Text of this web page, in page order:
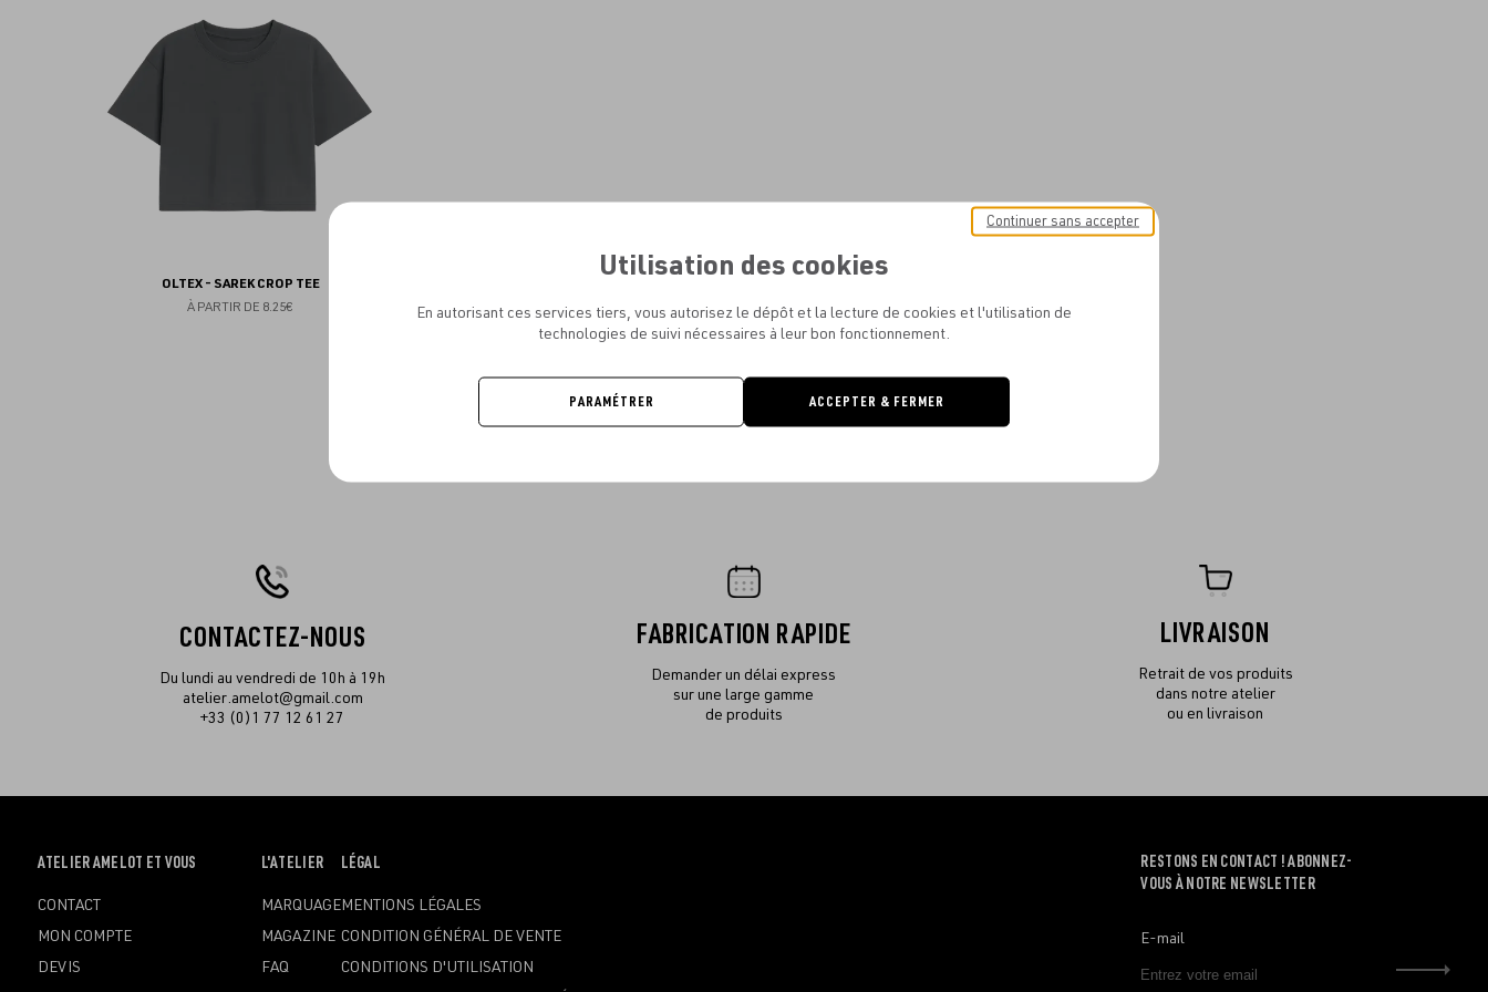
OLTEX - SAREK CROP TEE
À PARTIR DE 8.25€
CONTACTEZ-NOUS
Du lundi au vendredi de 10h à 19h
atelier.amelot@gmail.com
+33 (0)1 77 12 61 27
FABRICATION RAPIDE
Demander un délai express
sur une large gamme
de produits
LIVRAISON
Retrait de vos produits
dans notre atelier
ou en livraison
OUVRIR
MENU
ATELIER AMELOT ET VOUS
CONTACT
MON COMPTE
DEVIS
OUVRIR
MENU
L'ATELIER
MARQUAGE
MAGAZINE
FAQ
OUVRIR
MENU
LÉGAL
MENTIONS LÉGALES
CONDITION GÉNÉRAL DE VENTE
CONDITIONS D'UTILISATION
RESTONS EN CONTACT ! ABONNEZ-
VOUS À NOTRE NEWSLETTER
E-mail
Utilisation des cookies
En autorisant ces services tiers, vous autorisez le dépôt et la lecture de cookies et l'utilisation de
technologies de suivi nécessaires à leur bon fonctionnement.
Continuer sans accepter
PARAMÉTRER ACCEPTER & FERMER